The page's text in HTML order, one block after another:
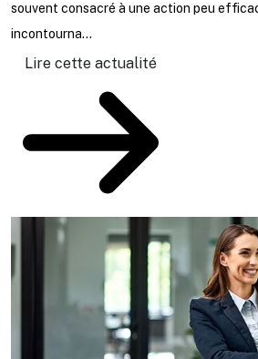
souvent consacré à une action peu
incontourna...
Lire cette actualité